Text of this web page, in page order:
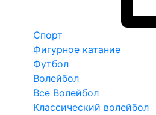
Спорт
Фигурное катание
Футбол
Волейбол
Все Волейбол
Классический волейбол